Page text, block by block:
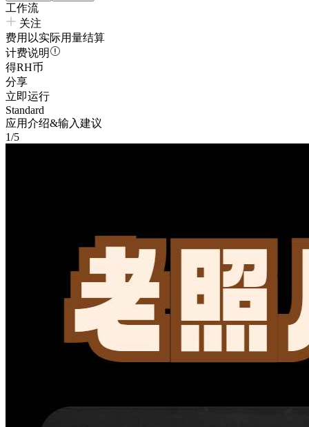
工作流
关注
费用以实际用量结算
计费说明
得RH币
分享
立即运行
Standard
应用介绍&输入建议
1/5